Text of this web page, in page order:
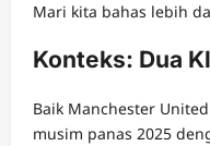
Mari kita bahas lebih
Konteks: Dua
Baik Manchester
musim panas 2025